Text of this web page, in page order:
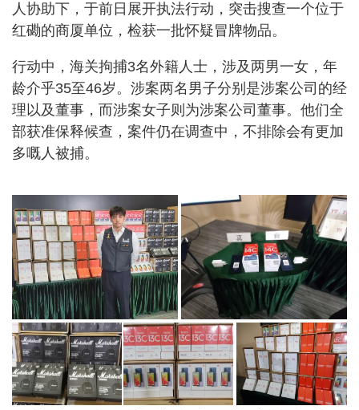
人协助下，于前日展开执法行动，突击搜查一个位于
红磡的商厦单位，检获一批怀疑冒牌物品。
行动中，海关拘捕3名外籍人士，涉及两男一女，年
龄介乎35至46岁。涉案两名男子分别是涉案公司的经
理以及董事，而涉案女子则为涉案公司董事。他们全
部获准保释候查，案件仍在调查中，不排除会有更加
多嘅人被捕。